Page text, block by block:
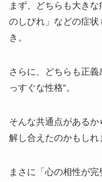
まず、どちらも大き
のしびれ」などの症
き。
さらに、どちらも正義
っすぐな性格”。
そんな共通点がある
解し合えたのかもしれ
まさに「心の相性が